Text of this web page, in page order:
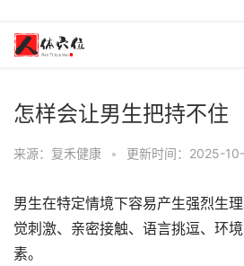
怎样会让男生把持不住
来源：复禾健康 • 更新时间：2025-
男生在特定情境下容易产生强烈生
觉刺激、亲密接触、语言挑逗、环
素。